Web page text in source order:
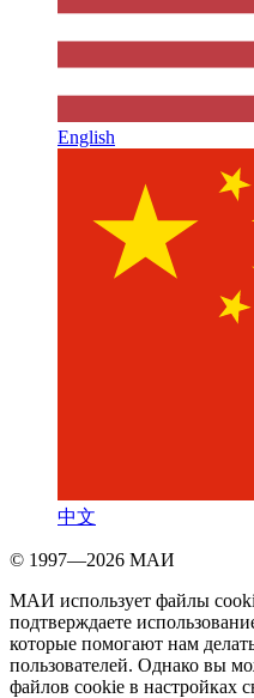
English
中文
© 1997—2026 МАИ
МАИ использует файлы
подтверждаете
которые помогают нам
пользователей. Однако вы
файлов cookie в настройках